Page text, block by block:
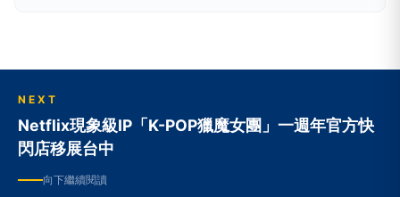
NEXT
Netflix現象級IP「K-POP獵魔女團」一週年官方快
閃店移展台中
向下繼續閱讀